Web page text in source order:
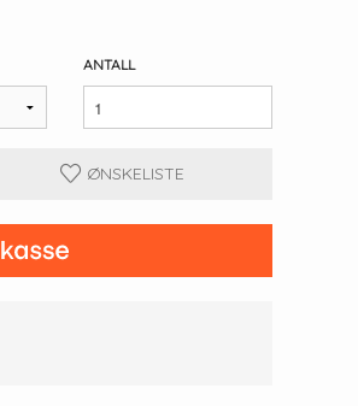
ANTALL
ØNSKELISTE